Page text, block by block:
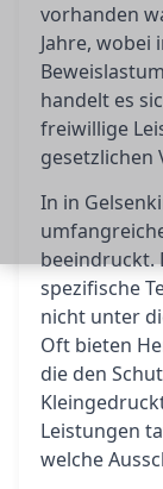
vorhanden
Jahre, wobei
handelt es
freiwillige
gesetzlichen
In in
beeindruckt.
spezifische
nicht unter
Oft bieten
die den
Leistungen
welche